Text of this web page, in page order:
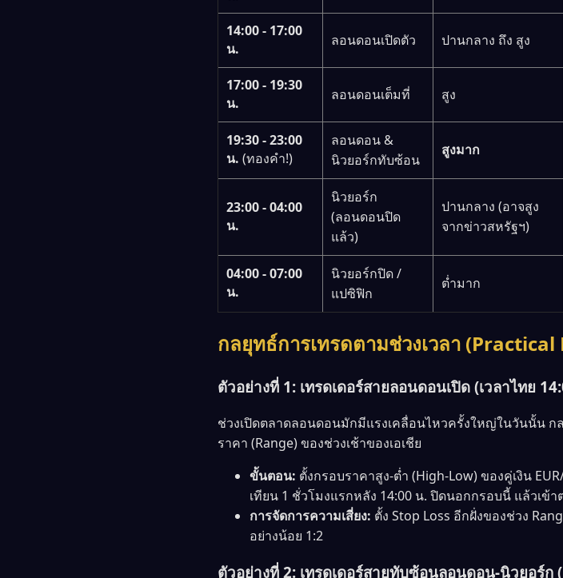
14:00 - 17:00
น.
ลอนดอนเปิดตัว ปานกลาง ถึง สูง
17:00 - 19:30
น.
ลอนดอนเต็มที่ สูง
19:30 - 23:00
น. (ทองคำ!)
ลอนดอน &
นิวยอร์กทับซ้อน
สูงมาก
23:00 - 04:00
น.
นิวยอร์ก
(ลอนดอนปิด
แล้ว)
ปานกลาง (อาจสูง
จากข่าวสหรัฐฯ)
04:00 - 07:00
น.
นิวยอร์กปิด /
แปซิฟิก
ต่ำมาก
กลยุทธ์การเทรดตามช่วงเวลา
ตัวอย่างที่ 1: เทรดเดอร์สายลอนดอนเปิด (เวลาไทย
ช่วงเปิดตลาดลอนดอนมักมีแรงเคลื่อนไหวครั้งใหญ่ในวันนั้น
ราคา (Range) ของช่วงเช้าของเอเชีย
ขั้นตอน: ตั้งกรอบราคาสูง-ต่ำ (High-Low) ของคู่เงิน
เทียน 1 ชั่วโมงแรกหลัง 14:00 น. ปิดนอกกรอบนี้ แล้วเข้
การจัดการความเสี่ยง: ตั้ง Stop Loss อีกฝั่งของช่วง
อย่างน้อย 1:2
ตัวอย่างที่ 2: เทรดเดอร์สายทับซ้อนลอนดอน-นิวยอร์ก